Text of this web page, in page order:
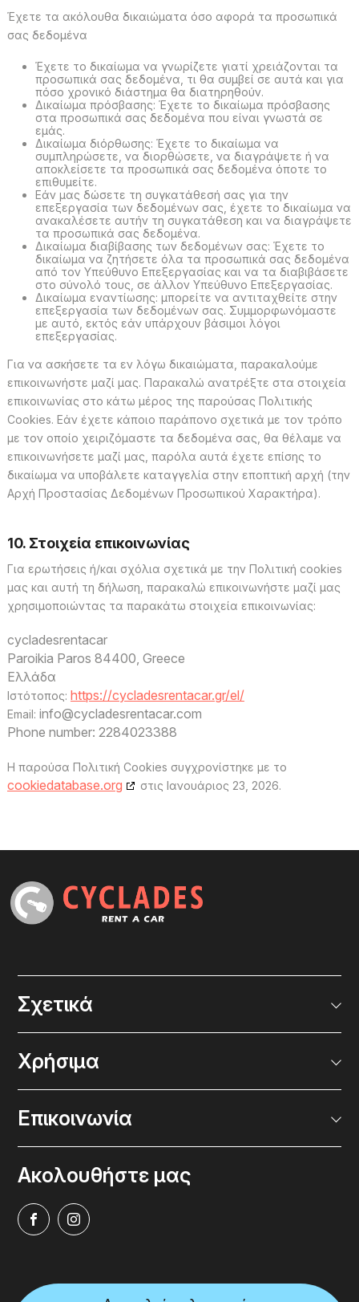
Έχετε τα ακόλουθα δικαιώματα όσο αφορά τα προσωπικά
σας δεδομένα
Έχετε το δικαίωμα να γνωρίζετε γιατί χρειάζονται τα
προσωπικά σας δεδομένα, τι θα συμβεί σε αυτά και για
πόσο χρονικό διάστημα θα διατηρηθούν.
Δικαίωμα πρόσβασης: Έχετε το δικαίωμα πρόσβασης
στα προσωπικά σας δεδομένα που είναι γνωστά σε
εμάς.
Δικαίωμα διόρθωσης: Έχετε το δικαίωμα να
συμπληρώσετε, να διορθώσετε, να διαγράψετε ή να
αποκλείσετε τα προσωπικά σας δεδομένα όποτε το
επιθυμείτε.
Εάν μας δώσετε τη συγκατάθεσή σας για την
επεξεργασία των δεδομένων σας, έχετε το δικαίωμα να
ανακαλέσετε αυτήν τη συγκατάθεση και να διαγράψετε
τα προσωπικά σας δεδομένα.
Δικαίωμα διαβίβασης των δεδομένων σας: Έχετε το
δικαίωμα να ζητήσετε όλα τα προσωπικά σας δεδομένα
από τον Υπεύθυνο Επεξεργασίας και να τα διαβιβάσετε
στο σύνολό τους, σε άλλον Υπεύθυνο Επεξεργασίας.
Δικαίωμα εναντίωσης: μπορείτε να αντιταχθείτε στην
επεξεργασία των δεδομένων σας. Συμμορφωνόμαστε
με αυτό, εκτός εάν υπάρχουν βάσιμοι λόγοι
επεξεργασίας.
Για να ασκήσετε τα εν λόγω δικαιώματα, παρακαλούμε
επικοινωνήστε μαζί μας. Παρακαλώ ανατρέξτε στα στοιχεία
επικοινωνίας στο κάτω μέρος της παρούσας Πολιτικής
Cookies. Εάν έχετε κάποιο παράπονο σχετικά με τον τρόπο
με τον οποίο χειριζόμαστε τα δεδομένα σας, θα θέλαμε να
επικοινωνήσετε μαζί μας, παρόλα αυτά έχετε επίσης το
δικαίωμα να υποβάλετε καταγγελία στην εποπτική αρχή (την
Αρχή Προστασίας Δεδομένων Προσωπικού Χαρακτήρα).
10. Στοιχεία επικοινωνίας
Για ερωτήσεις ή/και σχόλια σχετικά με την Πολιτική cookies
μας και αυτή τη δήλωση, παρακαλώ επικοινωνήστε μαζί μας
χρησιμοποιώντας τα παρακάτω στοιχεία επικοινωνίας:
cycladesrentacar
Paroikia Paros 84400, Greece
Ελλάδα
Ιστότοπος: https://cycladesrentacar.gr/el/
Email: info@cycladesrentacar.com
Phone number: 2284023388
Η παρούσα Πολιτική Cookies συγχρονίστηκε με το
cookiedatabase.org στις Ιανουάριος 23, 2026.
Σχετικά
Χρήσιμα
Επικοινωνία
Ακολουθήστε μας